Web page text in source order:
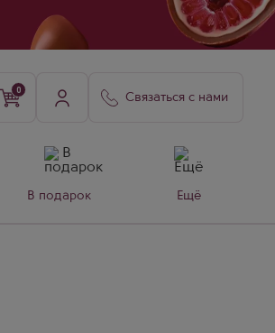
0
Связаться с нами
В подарок Ещё